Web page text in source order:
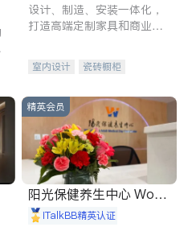
设计、制造、安装一体化，
打造高端定制家具和商业空
室内设计
瓷砖橱柜
售前软装staging
室内装修
精英会员
阳光保健养生中心 World
shine
iTalkBB精英认证